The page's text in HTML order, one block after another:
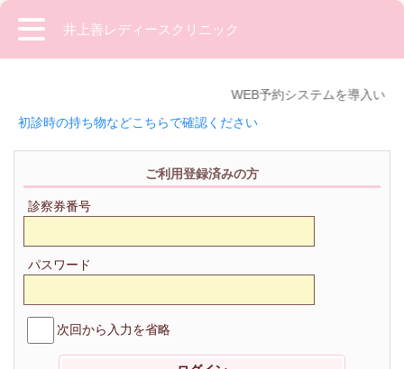
井上善レディースクリニック
WEB予約システムを導入いた
初診時の持ち物などこちらで確認ください
ご利用登録済みの方
診察券番号
パスワード
次回から入力を省略